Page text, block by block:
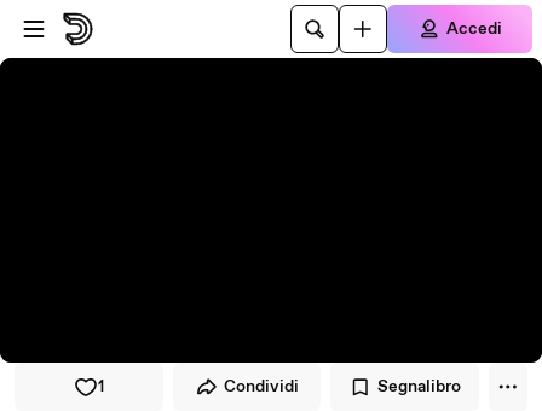
Vai al lettore
Passa al contenuto principale
Accedi
1 Condividi Segnalibro